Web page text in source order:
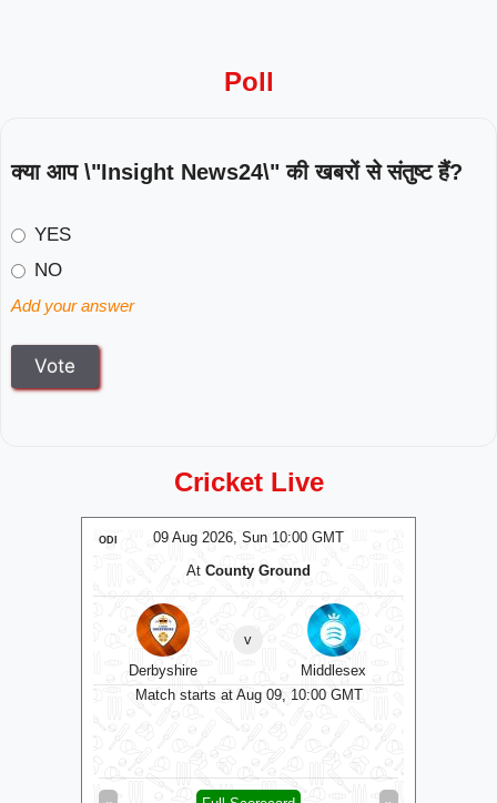
Poll
क्या आप \"Insight News24\" की खबरों से संतुष्ट हैं?
YES
NO
Add your answer
Cricket Live
09 Aug 2026, Sun 10:00 GMT
ODI
At County Ground
Derbyshire
v
Middlesex
Match starts at Aug 09, 10:00 GMT